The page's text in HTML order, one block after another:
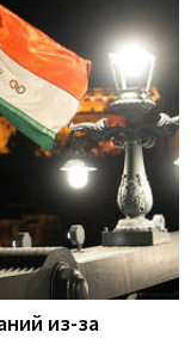
из-за